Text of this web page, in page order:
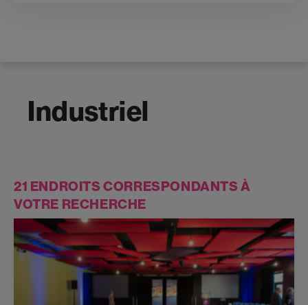
Industriel
21 ENDROITS CORRESPONDANTS À
VOTRE RECHERCHE